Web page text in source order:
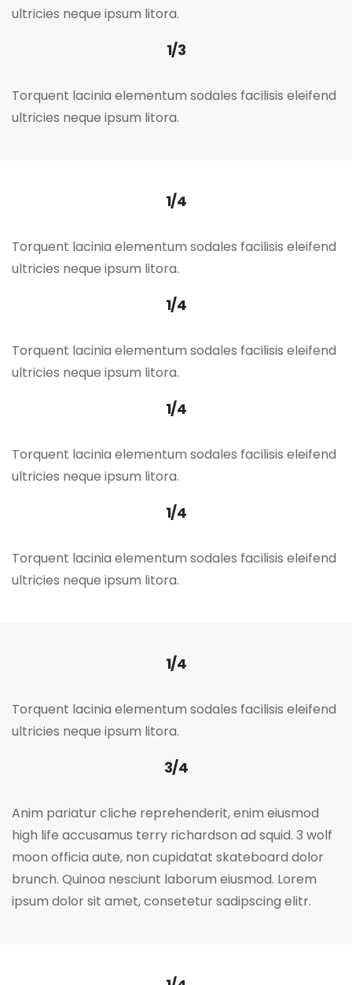
ultricies neque ipsum litora.
1/3
Torquent lacinia elementum sodales facilisis eleifend
ultricies neque ipsum litora.
1/4
Torquent lacinia elementum sodales facilisis eleifend
ultricies neque ipsum litora.
1/4
Torquent lacinia elementum sodales facilisis eleifend
ultricies neque ipsum litora.
1/4
Torquent lacinia elementum sodales facilisis eleifend
ultricies neque ipsum litora.
1/4
Torquent lacinia elementum sodales facilisis eleifend
ultricies neque ipsum litora.
1/4
Torquent lacinia elementum sodales facilisis eleifend
ultricies neque ipsum litora.
3/4
Anim pariatur cliche reprehenderit, enim eiusmod
high life accusamus terry richardson ad squid. 3 wolf
moon officia aute, non cupidatat skateboard dolor
brunch. Quinoa nesciunt laborum eiusmod. Lorem
ipsum dolor sit amet, consetetur sadipscing elitr.